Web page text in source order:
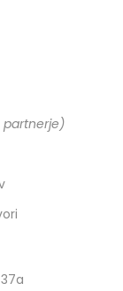
partnerje)